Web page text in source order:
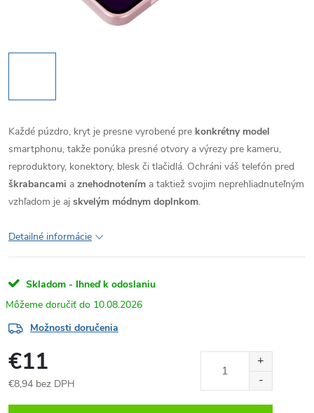
Každé púzdro, kryt je presne vyrobené pre konkrétny model
smartphonu, takže ponúka presné otvory a výrezy pre kameru,
reproduktory, konektory, blesk či tlačidlá. Ochráni váš telefón pred
škrabancami a znehodnotením a taktiež svojim neprehliadnuteľným
vzhľadom je aj skvelým módnym doplnkom.
Detailné informácie
Skladom - Ihneď k odoslaniu
10.08.2026
Možnosti doručenia
€11
€8,94 bez DPH